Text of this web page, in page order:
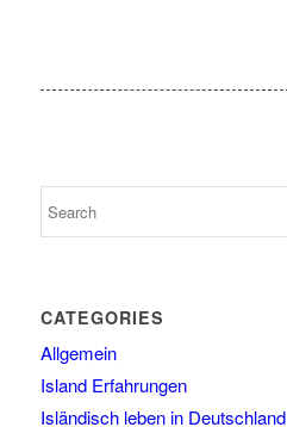
CATEGORIES
Allgemein
Island Erfahrungen
Isländisch leben in Deutschland